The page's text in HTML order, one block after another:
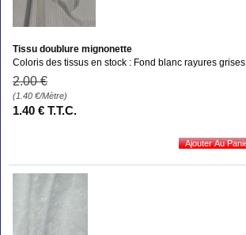
Tissu doublure mignonette
Coloris des tissus en stock : Fond blanc rayures grises
2.00 €
(1.40 €/Mètre)
1.40 € T.T.C.